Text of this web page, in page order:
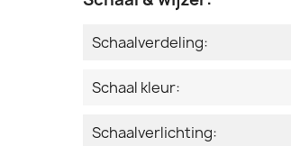
Schaalverdeling:
Schaal kleur:
Schaalverlichting: